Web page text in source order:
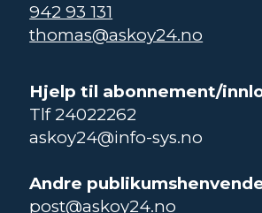
942 93 131
thomas@askoy24.no
Hjelp til abonnement/
Tlf 24022262
askoy24@info-sys.no
Andre
post@askoy24.no